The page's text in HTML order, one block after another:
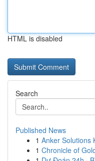
HTML is disabled
Search
Published News
1 Anker Solutions
1 Chronicle of